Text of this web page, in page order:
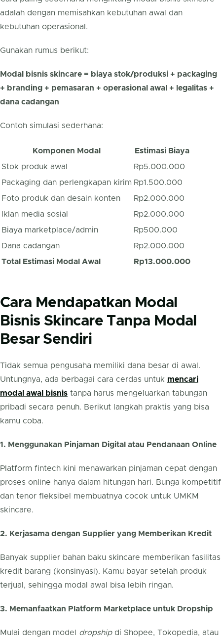
adalah dengan memisahkan kebutuhan awal dan
kebutuhan operasional.
Gunakan rumus berikut:
Modal bisnis skincare = biaya stok/produksi + packaging
+ branding + pemasaran + operasional awal + legalitas +
dana cadangan
Contoh simulasi sederhana:
Komponen Modal
Estimasi Biaya
Stok produk awal
Rp5.000.000
Packaging dan perlengkapan kirim Rp1.500.000
Foto produk dan desain konten
Rp2.000.000
Iklan media sosial
Rp2.000.000
Biaya marketplace/admin
Rp500.000
Dana cadangan
Rp2.000.000
Total Estimasi Modal Awal
Rp13.000.000
Cara Mendapatkan Modal
Bisnis Skincare Tanpa Modal
Besar Sendiri
Tidak semua pengusaha memiliki dana besar di awal.
Untungnya, ada berbagai cara cerdas untuk mencari
modal awal bisnis tanpa harus mengeluarkan tabungan
pribadi secara penuh. Berikut langkah praktis yang bisa
kamu coba.
1. Menggunakan Pinjaman Digital atau Pendanaan Online
Platform fintech kini menawarkan pinjaman cepat dengan
proses online hanya dalam hitungan hari. Bunga kompetitif
dan tenor fleksibel membuatnya cocok untuk UMKM
skincare.
2. Kerjasama dengan Supplier yang Memberikan Kredit
Banyak supplier bahan baku skincare memberikan fasilitas
kredit barang (konsinyasi). Kamu bayar setelah produk
terjual, sehingga modal awal bisa lebih ringan.
3. Memanfaatkan Platform Marketplace untuk Dropship
Mulai dengan model dropshipdi Shopee, Tokopedia, atau